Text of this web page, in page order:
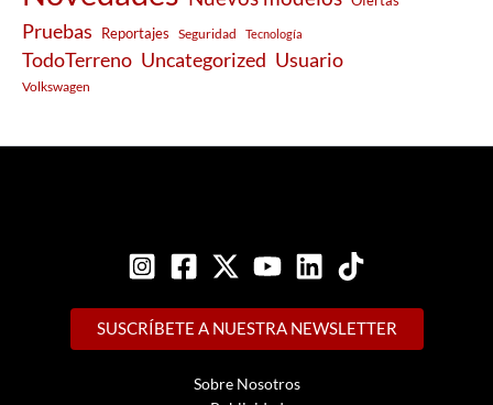
Pruebas Reportajes Seguridad Tecnología
TodoTerreno Uncategorized Usuario
Volkswagen
SUSCRÍBETE A NUESTRA NEWSLETTER
Sobre Nosotros